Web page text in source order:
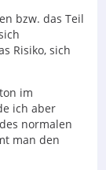
bzw. das Teil
Risiko, sich
im
ich aber
normalen
man den